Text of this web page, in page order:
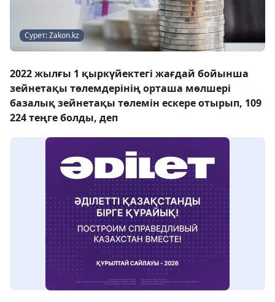
Сурет: Zakon.kz
2022 жылғы 1 қыркүйектегі жағдай бойынша
зейнетақы төлемдерінің орташа мөлшері
базалық зейнетақы төлемін ескере отырып, 109
224 теңге болды, деп